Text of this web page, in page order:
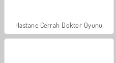
Hastane Cerrah Doktor Oyunu